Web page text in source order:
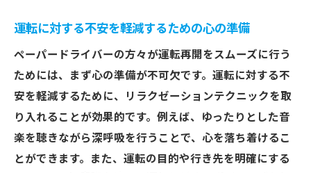
さいたま市のドライブスポット紹介
運転中のリラックス方法と楽しむコツ
家族や友人とドライブを楽しむ方法
さいたま市での新たな運転ライフを楽しむ
ためのアイデア
運転に対する不安を軽減するための心の準備
ペーパードライバーの方々が運転再開をスムーズに行う
ためには、まず心の準備が不可欠です。運転に対する不
安を軽減するために、リラクゼーションテクニックを取
り入れることが効果的です。例えば、ゆったりとした音
楽を聴きながら深呼吸を行うことで、心を落ち着けるこ
とができます。また、運転の目的や行き先を明確にする